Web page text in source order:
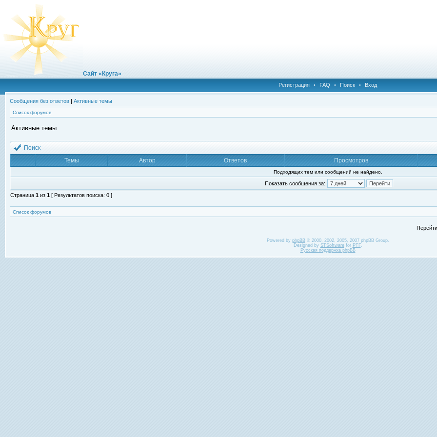
Сайт «Круга»
Регистрация • FAQ • Поиск • Вход
Сообщения без ответов | Активные темы
Список форумов
Активные темы
Поиск
Темы
Автор Ответов Просмотров
Подходящих тем или сообщений не найдено.
Показать сообщения за:
Страница 1 из 1 [ Результатов поиска: 0 ]
Список форумов
Powered by phpBB© 2000, 2002, 2005, 2007 phpBB Group.
Designed by STSoftwarefor PTF.
Русская поддержка phpBB